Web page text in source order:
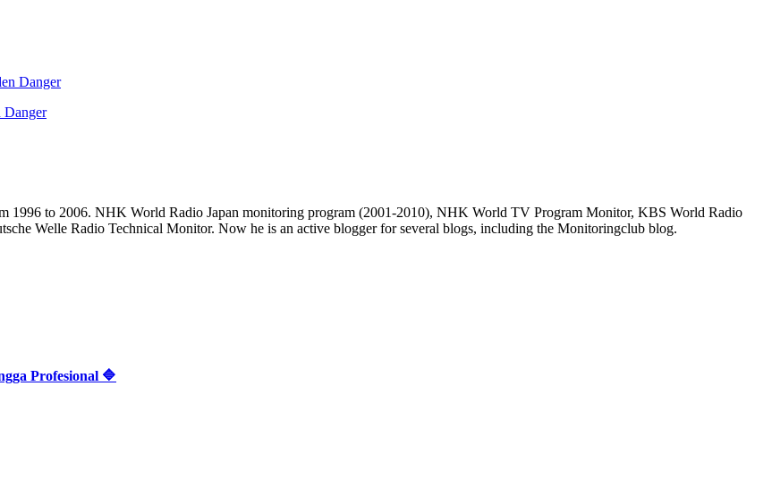
1996 to 2006. NHK World Radio Japan monitoring program (2001-2010), NHK World TV Program Monitor, KBS World Radio
Welle Radio Technical Monitor. Now he is an active blogger for several blogs, including the Monitoringclub blog.
Profesional 🔷